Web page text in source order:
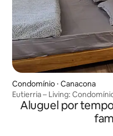
Condomínio ⋅ Canacona
Eutierria – Living:
Aluguel por